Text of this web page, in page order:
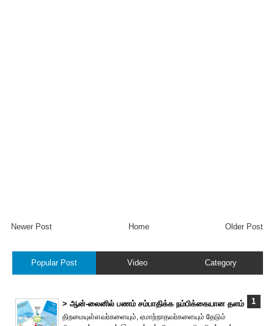
Newer Post Older Post
Home
Popular Post Video Category
> ஆன்-லைனில் பணம் சம்பாதிக்க நம்பிக்கையான தளம்
திறமையுள்ளவர்களையும், ஏமாற்றாதவர்களையும் தேடும்